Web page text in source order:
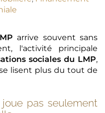
arrive souvent sans
l'activité principale
sociales du LMP,
lisent plus du tout de
pas seulement